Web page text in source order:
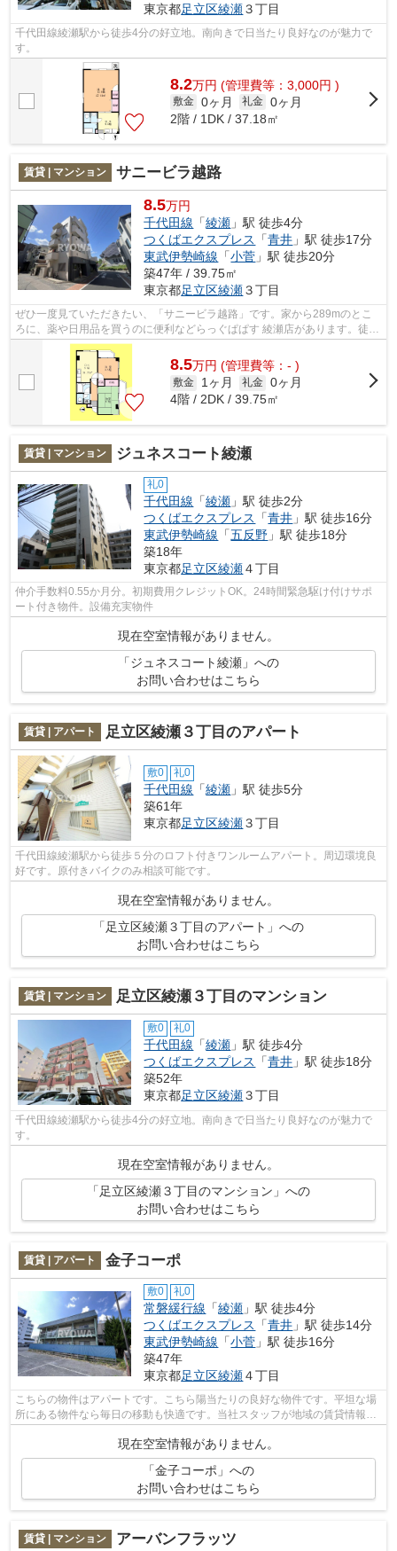
東京都足立区綾瀬３丁目
千代田線綾瀬駅から徒歩4分の好立地。南向きで日当たり良好なのが魅力で
す。
8.2万円 (管理費等：3,000円 )
敷金 0ヶ月 礼金 0ヶ月
2階 / 1DK / 37.18㎡
賃貸 | マンション サニービラ越路
8.5万円
千代田線 「綾瀬 」駅 徒歩4分
つくばエクスプレス
「青井 」駅 徒歩17分
東武伊勢崎線 「小菅 」駅 徒歩20分
築47年 / 39.75㎡
東京都足立区綾瀬３丁目
ぜひ一度見ていただきたい、「サニービラ越路」です。家から289mのとこ
ろに、薬や日用品を買うのに便利などらっぐぱぱす 綾瀬店があります。徒歩
4分で駅にアクセス可能な、魅力的な駅...
8.5万円 (管理費等：- )
敷金 1ヶ月 礼金 0ヶ月
4階 / 2DK / 39.75㎡
賃貸 | マンション ジュネスコート綾瀬
礼0
千代田線 「綾瀬 」駅 徒歩2分
つくばエクスプレス
「青井 」駅 徒歩16分
東武伊勢崎線 「五反野 」駅 徒歩18分
築18年
東京都足立区綾瀬４丁目
仲介手数料0.55か月分。初期費用クレジットOK。24時間緊急駆け付けサポ
ート付き物件。設備充実物件
現在空室情報がありません。
「ジュネスコート綾瀬」への
お問い合わせはこちら
賃貸 | アパート 足立区綾瀬３丁目のアパート
敷0 礼0
千代田線 「綾瀬 」駅 徒歩5分
築61年
東京都足立区綾瀬３丁目
千代田線綾瀬駅から徒歩５分のロフト付きワンルームアパート。周辺環境良
好です。原付きバイクのみ相談可能です。
現在空室情報がありません。
「足立区綾瀬３丁目のアパート」への
お問い合わせはこちら
賃貸 | マンション 足立区綾瀬３丁目のマンション
敷0 礼0
千代田線 「綾瀬 」駅 徒歩4分
つくばエクスプレス
「青井 」駅 徒歩18分
築52年
東京都足立区綾瀬３丁目
千代田線綾瀬駅から徒歩4分の好立地。南向きで日当たり良好なのが魅力で
す。
現在空室情報がありません。
「足立区綾瀬３丁目のマンション」への
お問い合わせはこちら
賃貸 | アパート 金子コーポ
敷0 礼0
常磐緩行線 「綾瀬 」駅 徒歩4分
つくばエクスプレス
「青井 」駅 徒歩14分
東武伊勢崎線 「小菅 」駅 徒歩16分
築47年
東京都足立区綾瀬４丁目
こちらの物件はアパートです。こちら陽当たりの良好な物件です。平坦な場
所にある物件なら毎日の移動も快適です。当社スタッフが地域の賃貸情報を
ご提供いたします。お客様のこだわり...
現在空室情報がありません。
「金子コーポ」への
お問い合わせはこちら
賃貸 | マンション アーバンフラッツ